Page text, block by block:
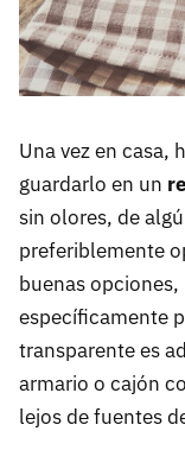
Una vez en casa,
guardarlo en un
sin olores, de
preferiblemente
buenas
específicamente
transparente es
armario o cajón
lejos de fuentes